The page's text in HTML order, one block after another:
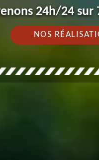
24h/24 sur
NOS